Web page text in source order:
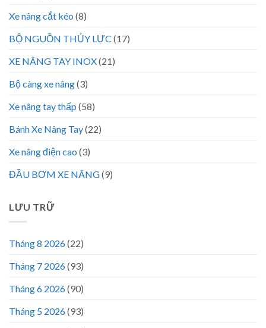
Xe nâng cắt kéo (8)
BỘ NGUỒN THỦY LỰC (17)
XE NÂNG TAY INOX(21)
Bộ càng xe nâng(3)
Xe nâng tay thấp (58)
Bánh Xe Nâng Tay(22)
Xe nâng điện cao (3)
ĐẦU BƠM XE NÂNG(9)
LƯU TRỮ
Tháng 8 2026(22)
Tháng 7 2026(93)
Tháng 6 2026(90)
Tháng 5 2026(93)